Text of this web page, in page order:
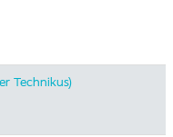
Technikus)